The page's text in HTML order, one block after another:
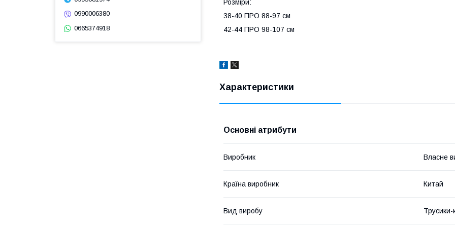
Розміри:
38-40 ПРО 88-97 см
42-44 ПРО 98-107 см
Характеристики
Основні атрибути
Виробник Власне
Країна виробник Китай
Вид виробу Трусики-
0990006380
0665374918